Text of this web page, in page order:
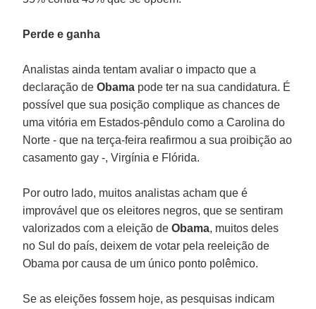
Perde e ganha
Analistas ainda tentam avaliar o impacto que a
declaração deObama pode ter na sua candidatura. É
possível que sua posição complique as chances de
uma vitória em Estados-pêndulo como a Carolina do
Norte - que na terça-feira reafirmou a sua proibição ao
casamento gay -, Virgínia e Flórida.
Por outro lado, muitos analistas acham que é
improvável que os eleitores negros, que se sentiram
valorizados com a eleição deObama, muitos deles
no Sul do país, deixem de votar pela reeleição de
Obama por causa de um único ponto polêmico.
Se as eleições fossem hoje, as pesquisas indicam